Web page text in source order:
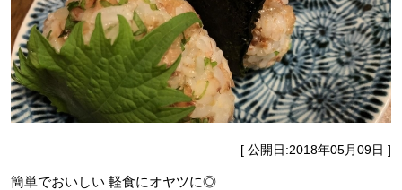
[ 公開日:2018年05月09日 ]
簡単でおいしい 軽食にオヤツに◎